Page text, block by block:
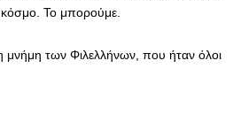
κόσμο. Το μπορούμε.
μνήμη των Φιλελλήνων, που ήταν όλοι